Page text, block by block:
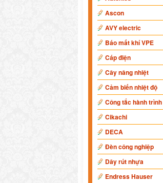
Ascon
AVY electric
Báo mất khí VPE
Cáp điện
Cây nâng nhiệt
Cảm biến nhiệt độ
Công tắc hành trình
Cikachi
DECA
Đèn công nghiệp
Dây rút nhựa
Endress Hauser